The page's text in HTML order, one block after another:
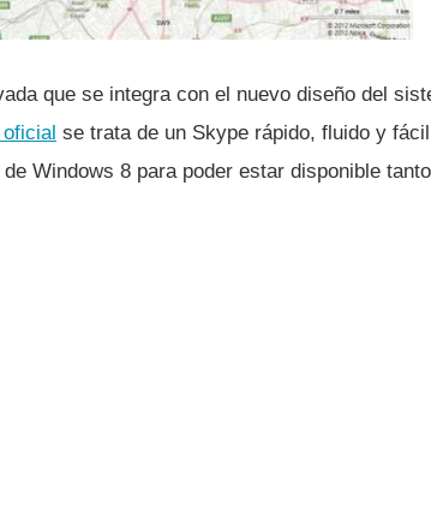
que se integra con el nuevo diseño del
se trata de un Skype rápido, fluido y
Windows 8 para poder estar disponible